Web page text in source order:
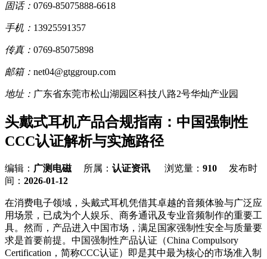
固话： 0769-85075888-6618
手机： 13925591357
传真： 0769-85075898
邮箱： net04@gtggroup.com
地址： 广东省东莞市松山湖园区科技八路2号华灿产业园
头戴式耳机产品合规指南：中国强制性
CCC认证解析与实施路径
编辑： 广测电磁所属： 认证资讯 浏览量： 910 发布时
间： 2026-01-12
在消费电子领域，头戴式耳机凭借其卓越的音频体验与广泛应
用场景，已成为个人娱乐、商务通讯及专业音频制作的重要工
具。然而，产品进入中国市场，满足国家强制性安全与质量要
求是首要前提。中国强制性产品认证（China Compulsory
Certification，简称CCC认证）即是其中最为核心的市场准入制